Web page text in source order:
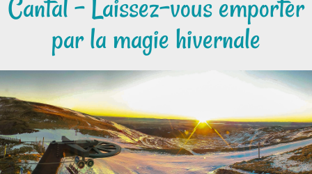
Cantal - Laissez-vous emporter
par la magie hivernale